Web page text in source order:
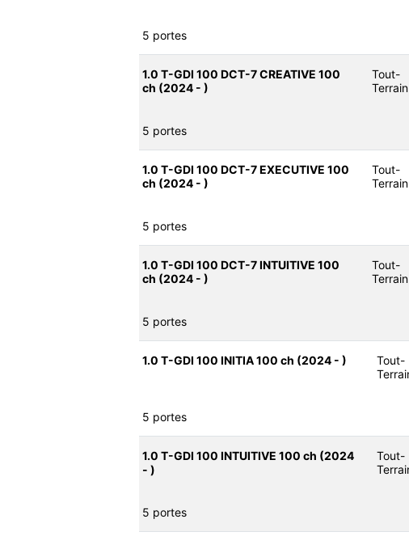
5 portes
1.0 T-GDI 100 DCT-7 CREATIVE 100
ch (2024 - )
Tout-
Terrain
5 portes
1.0 T-GDI 100 DCT-7 EXECUTIVE 100
ch (2024 - )
Tout-
Terrain
5 portes
1.0 T-GDI 100 DCT-7 INTUITIVE 100
ch (2024 - )
Tout-
Terrain
5 portes
1.0 T-GDI 100 INITIA 100 ch (2024 - )
Tout-
5 portes
1.0 T-GDI 100 INTUITIVE 100 ch (2024
- )
Tout-
5 portes